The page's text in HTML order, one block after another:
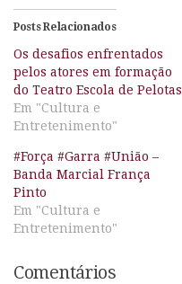
Posts Relacionados
Os desafios enfrentados
pelos atores em formação
do Teatro Escola de Pelotas
Em "Cultura e
Entretenimento"
#Força #Garra #União –
Banda Marcial França
Pinto
Em "Cultura e
Entretenimento"
Comentários